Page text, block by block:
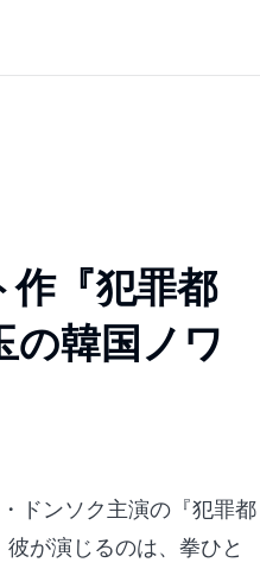
『犯罪都
の韓国ノワ
ドンソク主演の『犯罪都
が演じるのは、拳ひと